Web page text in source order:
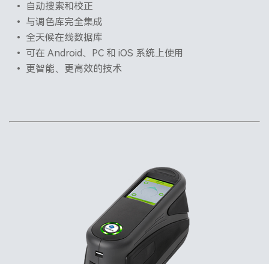
• 自动搜索和校正
• 与调色库完全集成
• 全天候在线数据库
• 可在 Android、PC 和 iOS 系统上使用
• 更智能、更高效的技术